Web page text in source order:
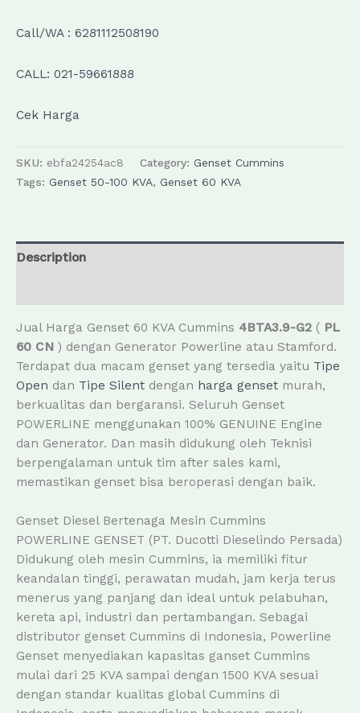
Call/WA : 6281112508190
CALL: 021-59661888
Cek Harga
SKU: ebfa24254ac8 Category: Genset Cummins
Tags: Genset 50-100 KVA, Genset 60 KVA
Description
Jual Harga Genset 60 KVA Cummins 4BTA3.9-G2 ( PL
60 CN ) dengan Generator Powerline atau Stamford.
Terdapat dua macam genset yang tersedia yaitu Tipe
Open dan Tipe Silent dengan harga genset murah,
berkualitas dan bergaransi. Seluruh Genset
POWERLINE menggunakan 100% GENUINE Engine
dan Generator. Dan masih didukung oleh Teknisi
berpengalaman untuk tim after sales kami,
memastikan genset bisa beroperasi dengan baik.
Genset Diesel Bertenaga Mesin Cummins
POWERLINE GENSET (PT. Ducotti Dieselindo Persada)
Didukung oleh mesin Cummins, ia memiliki fitur
keandalan tinggi, perawatan mudah, jam kerja terus
menerus yang panjang dan ideal untuk pelabuhan,
kereta api, industri dan pertambangan. Sebagai
distributor genset Cummins di Indonesia, Powerline
Genset menyediakan kapasitas ganset Cummins
mulai dari 25 KVA sampai dengan 1500 KVA sesuai
dengan standar kualitas global Cummins di